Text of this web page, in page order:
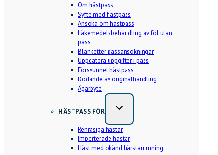
Om hästpass
Syfte med hästpass
Ansöka om hästpass
Läkemedelsbehandling av föl utan
pass
Blanketter passansökningar
Uppdatera uppgifter i pass
Försvunnet hästpass
Dödande av originalhandling
Ägarbyte
HÄSTPASS FÖR
Renrasiga hästar
Importerade hästar
Häst med okänd härstammning